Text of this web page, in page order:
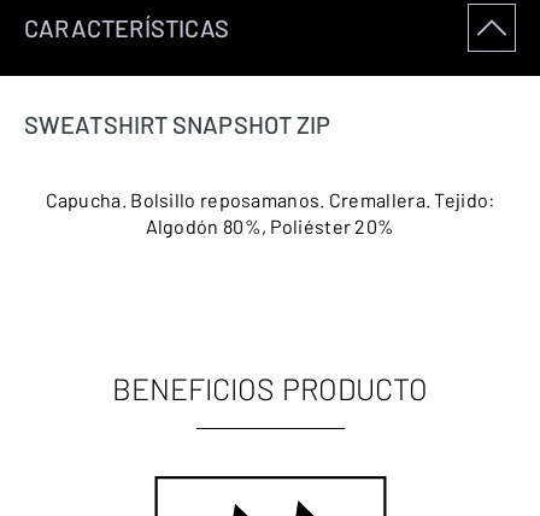
CARACTERÍSTICAS
SWEATSHIRT SNAPSHOT ZIP
Capucha. Bolsillo reposamanos. Cremallera. Tejido:
Algodón 80%, Poliéster 20%
BENEFICIOS PRODUCTO